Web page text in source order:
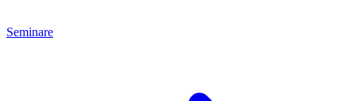
Seminare